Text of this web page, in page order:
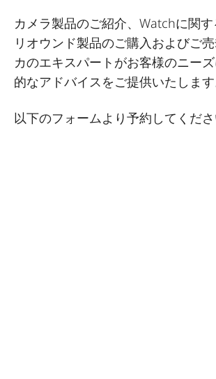
カメラ製品のご紹介、Watchに関
リオウンド製品のご購入およびご
カのエキスパートがお客様のニー
的なアドバイスをご提供いたします
以下のフォームより予約してくださ